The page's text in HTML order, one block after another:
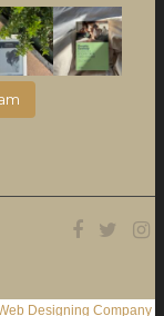
Designing Company